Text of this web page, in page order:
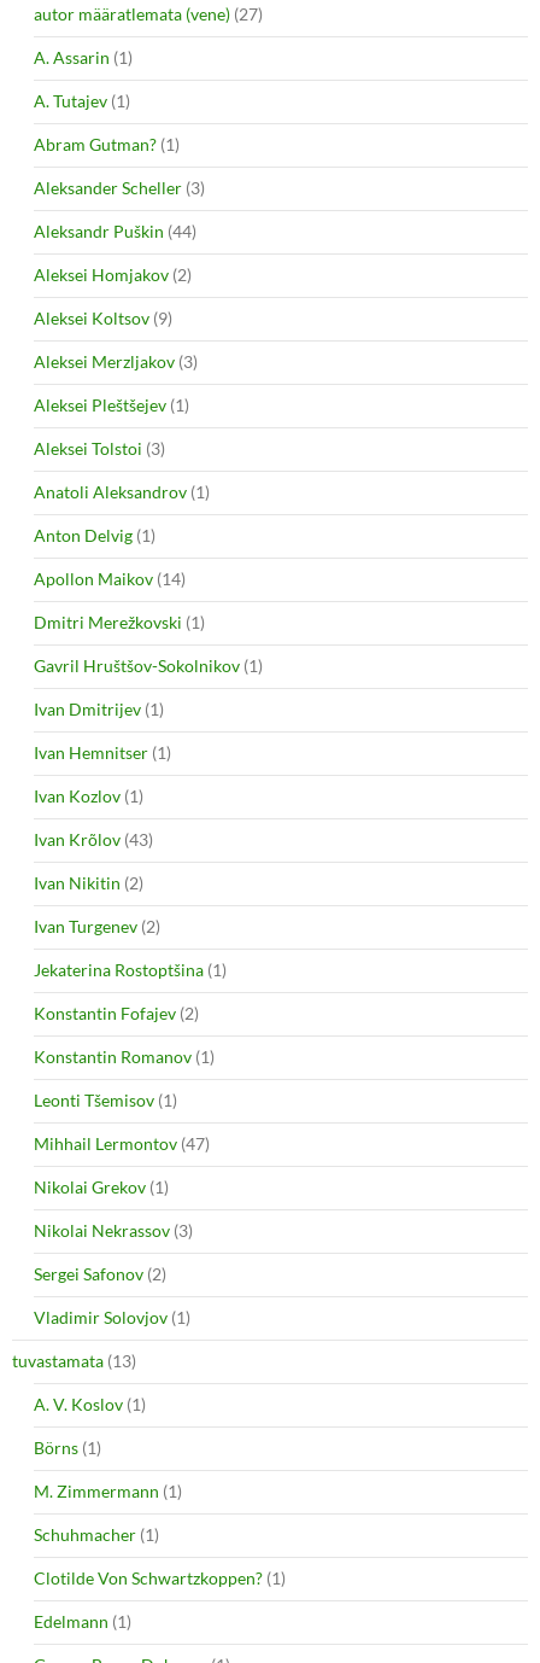
autor määratlemata (vene) (27)
A. Assarin (1)
A. Tutajev (1)
Abram Gutman? (1)
Aleksander Scheller (3)
Aleksandr Puškin (44)
Aleksei Homjakov (2)
Aleksei Koltsov (9)
Aleksei Merzljakov (3)
Aleksei Pleštšejev (1)
Aleksei Tolstoi (3)
Anatoli Aleksandrov (1)
Anton Delvig (1)
Apollon Maikov (14)
Dmitri Merežkovski (1)
Gavril Hruštšov-Sokolnikov (1)
Ivan Dmitrijev (1)
Ivan Hemnitser (1)
Ivan Kozlov (1)
Ivan Krõlov (43)
Ivan Nikitin (2)
Ivan Turgenev (2)
Jekaterina Rostoptšina (1)
Konstantin Fofajev (2)
Konstantin Romanov (1)
Leonti Tšemisov (1)
Mihhail Lermontov (47)
Nikolai Grekov (1)
Nikolai Nekrassov (3)
Sergei Safonov (2)
Vladimir Solovjov (1)
tuvastamata (13)
A. V. Koslov (1)
Börns (1)
M. Zimmermann (1)
Schuhmacher (1)
Clotilde Von Schwartzkoppen? (1)
Edelmann (1)